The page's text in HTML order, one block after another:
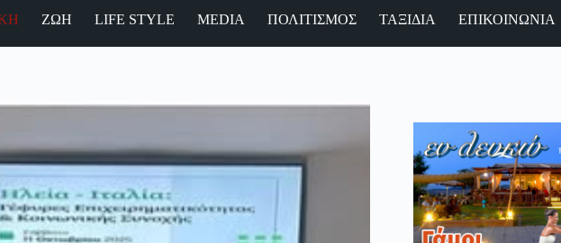
ΖΩΗ LIFE STYLE MEDIA ΠΟΛΙΤΙΣΜΟΣ ΤΑΞΙΔΙΑ ΕΠΙΚΟΙΝΩΝΙΑ